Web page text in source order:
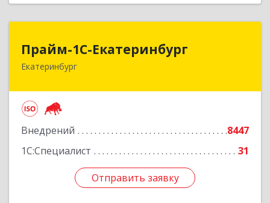
Прайм-1С-Екатеринбург
Екатеринбург
Внедрений
8447
1С:Специалист
31
Отправить заявку
Прайм-1С-Екатеринбург
620142, Свердловская обл, Екатеринбург г, 8
Отправить заявку